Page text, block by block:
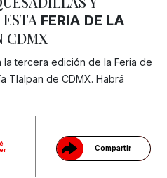
Compartir
Gracias!
FERIA DE LA
CDMX
tercera edición de la Feria de
Tlalpan de CDMX. Habrá